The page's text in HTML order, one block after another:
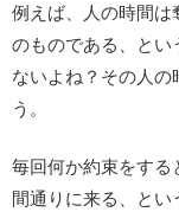
例えば、人の時間は
のものである、とい
ないよね？その人
う。
毎回何か約束をする
間通りに来る、と